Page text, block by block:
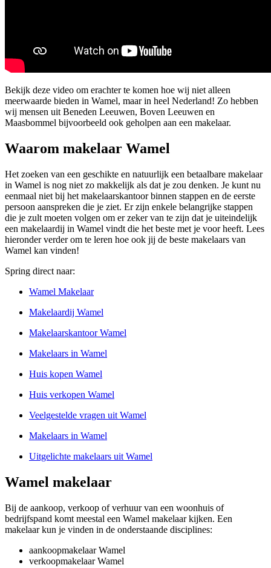
Bekijk deze video om erachter te komen hoe wij niet alleen
meerwaarde bieden in Wamel, maar in heel Nederland! Zo hebben
wij mensen uit Beneden Leeuwen, Boven Leeuwen en
Maasbommel bijvoorbeeld ook geholpen aan een makelaar.
Waarom makelaar Wamel
Het zoeken van een geschikte en natuurlijk een betaalbare makelaar
in Wamel is nog niet zo makkelijk als dat je zou denken. Je kunt nu
eenmaal niet bij het makelaarskantoor binnen stappen en de eerste
persoon aanspreken die je ziet. Er zijn enkele belangrijke stappen
die je zult moeten volgen om er zeker van te zijn dat je uiteindelijk
een makelaardij in Wamel vindt die het beste met je voor heeft. Lees
hieronder verder om te leren hoe ook jij de beste makelaars van
Wamel kan vinden!
Spring direct naar:
Wamel Makelaar
Makelaardij Wamel
Makelaarskantoor Wamel
Makelaars in Wamel
Huis kopen Wamel
Huis verkopen Wamel
Veelgestelde vragen uit Wamel
Makelaars in Wamel
Uitgelichte makelaars uit Wamel
Wamel makelaar
Bij de aankoop, verkoop of verhuur van een woonhuis of
bedrijfspand komt meestal een Wamel makelaar kijken. Een
makelaar kun je vinden in de onderstaande disciplines:
aankoopmakelaar Wamel
verkoopmakelaar Wamel